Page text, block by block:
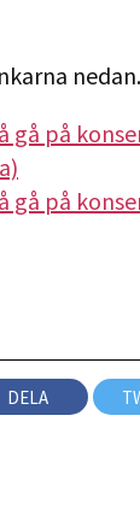
nedan.
gå på
gå på
DELA